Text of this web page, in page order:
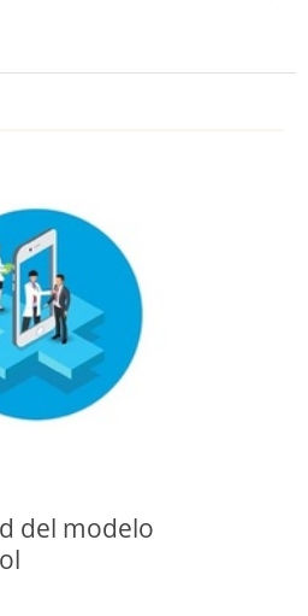
del modelo